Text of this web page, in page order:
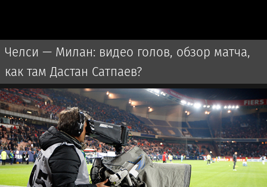
Челси — Милан: видео голов, обзор матча,
как там Дастан Сатпаев?